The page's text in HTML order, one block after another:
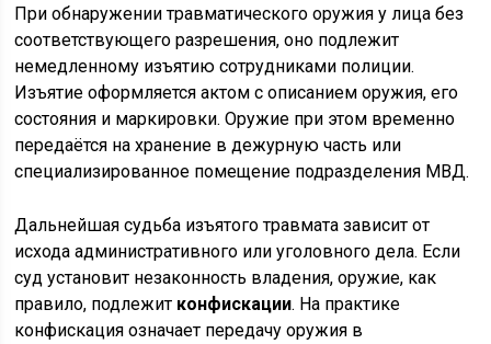
При обнаружении травматического оружия у лица без
соответствующего разрешения, оно подлежит
немедленному изъятию сотрудниками полиции.
Изъятие оформляется актом с описанием оружия, его
состояния и маркировки. Оружие при этом временно
передаётся на хранение в дежурную часть или
специализированное помещение подразделения МВД.
Дальнейшая судьба изъятого травмата зависит от
исхода административного или уголовного дела. Если
суд установит незаконность владения, оружие, как
правило, подлежит конфискации. На практике
конфискация означает передачу оружия в